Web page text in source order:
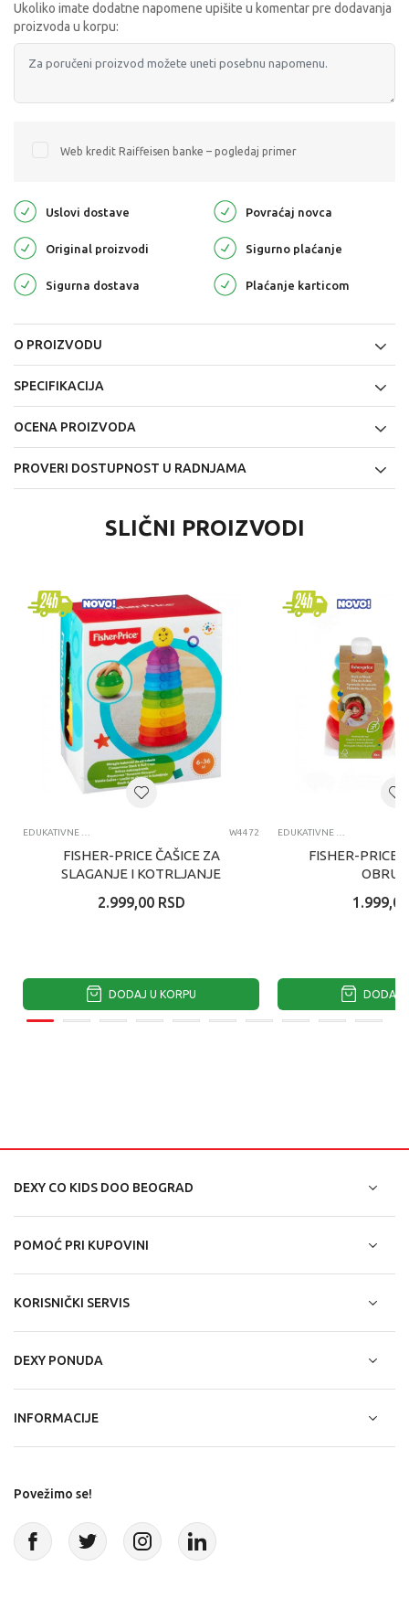
Ukoliko imate dodatne napomene upišite u komentar pre dodavanja
proizvoda u korpu:
Web kredit Raiffeisen banke – pogledaj primer
Uslovi dostave Povraćaj novca
Original proizvodi Sigurno plaćanje
Sigurna dostava Plaćanje karticom
O PROIZVODU
SPECIFIKACIJA
OCENA PROIZVODA
PROVERI DOSTUPNOST U RADNJAMA
SLIČNI PROIZVODI
EDUKATIVNE IGRAČKE ZA BEBE W4472
FISHER-PRICE ČAŠICE ZA
SLAGANJE I KOTRLJANJE
2.999,00 RSD
DODAJ U KORPU
EDUKATIVNE IGRAČKE ZA BEBE
FISHER-PRICE
1.999,00
DODAJ
DEXY CO KIDS DOO BEOGRAD
POMOĆ PRI KUPOVINI
KORISNIČKI SERVIS
DEXY PONUDA
INFORMACIJE
Povežimo se!